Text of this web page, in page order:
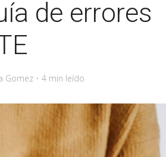
de errores
Gomez 4 min leído